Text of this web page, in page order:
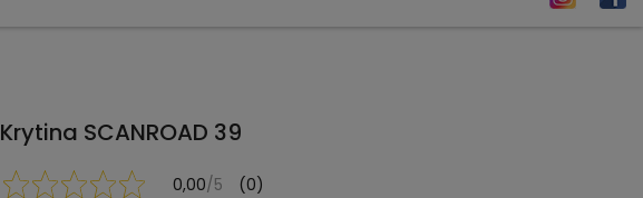
Krytina SCANROAD 39
0,00/5 (0)